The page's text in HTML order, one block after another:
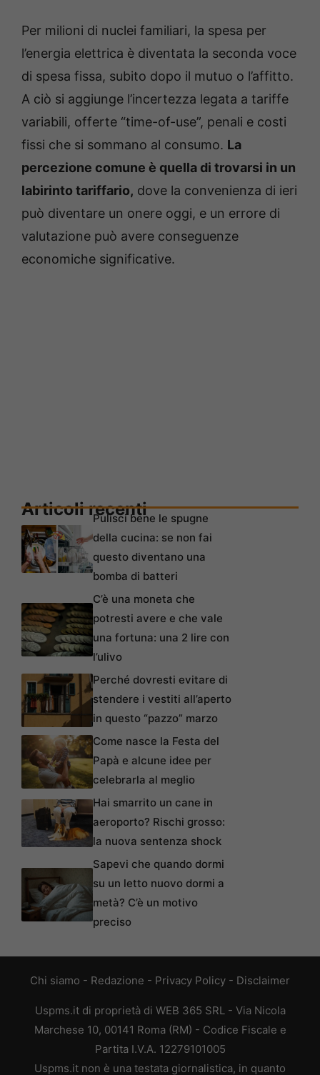
Per milioni di nuclei familiari, la spesa per
l’energia elettrica è diventata la seconda voce
di spesa fissa, subito dopo il mutuo o l’affitto.
A ciò si aggiunge l’incertezza legata a tariffe
variabili, offerte “time-of-use”, penali e costi
fissi che si sommano al consumo. La
percezione comune è quella di trovarsi in un
labirinto tariffario, dove la convenienza di ieri
può diventare un onere oggi, e un errore di
valutazione può avere conseguenze
economiche significative.
Articoli recentiPulisci bene le spugne
della cucina: se non fai
questo diventano una
bomba di batteri
C’è una moneta che
potresti avere e che vale
una fortuna: una 2 lire con
l’ulivo
Perché dovresti evitare di
stendere i vestiti all’aperto
in questo “pazzo” marzo
Come nasce la Festa del
Papà e alcune idee per
celebrarla al meglio
Hai smarrito un cane in
aeroporto? Rischi grosso:
la nuova sentenza shock
Sapevi che quando dormi
su un letto nuovo dormi a
metà? C’è un motivo
preciso
Chi siamo - Redazione - Privacy Policy - Disclaimer
Uspms.it di proprietà di WEB 365 SRL - Via Nicola
Marchese 10, 00141 Roma (RM) - Codice Fiscale e
Partita I.V.A. 12279101005
Uspms.it non è una testata giornalistica, in quanto